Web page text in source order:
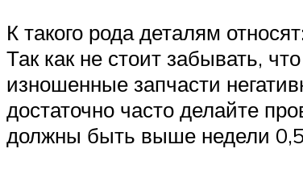
К такого рода деталям
Так как не стоит забывать,
изношенные запчасти
достаточно часто делайте
должны быть выше недели